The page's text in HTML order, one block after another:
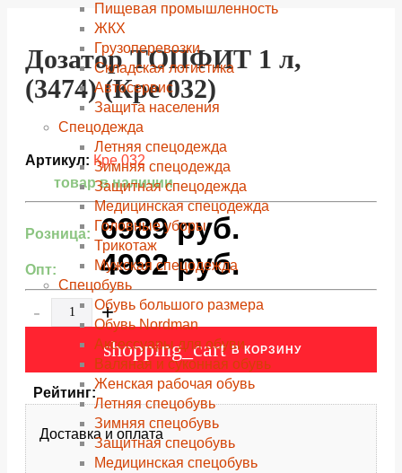
Пищевая промышленность
ЖКХ
Грузоперевозки
Складская логистика
Автосервис
Защита населения
Спецодежда
Летняя спецодежда
Зимняя спецодежда
Защитная спецодежда
Медицинская спецодежда
Головные уборы
Трикотаж
Мужская спецодежда
Спецобувь
Обувь большого размера
Обувь Nordman
Аксессуары для обуви
Валяная и суконная обувь
Женская рабочая обувь
Летняя спецобувь
Зимняя спецобувь
Защитная спецобувь
Медицинская спецобувь
Дозатор ТОПФИТ 1 л,
(3474) (Кре 032)
Артикул: Кре 032
товар в наличии
Розница: 6989руб.
Опт: 4992руб.
- +
shopping_cart В КОРЗИНУ
Рейтинг:
Доставка и оплата